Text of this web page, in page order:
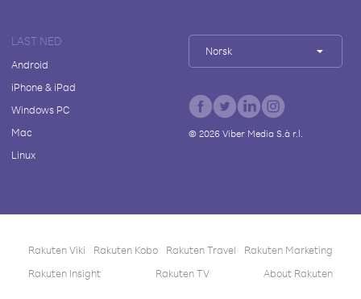
LAST NED
Android
iPhone & iPad
Windows PC
Mac
Linux
Norsk
© 2026Viber Media S.à r.l.
Rakuten Viki Rakuten Kobo Rakuten Travel
Rakuten Marketing
Rakuten Insight
Rakuten TV About Rakuten